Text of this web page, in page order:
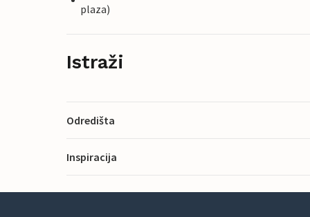
plaza)
Istraži
Odredišta
Inspiracija